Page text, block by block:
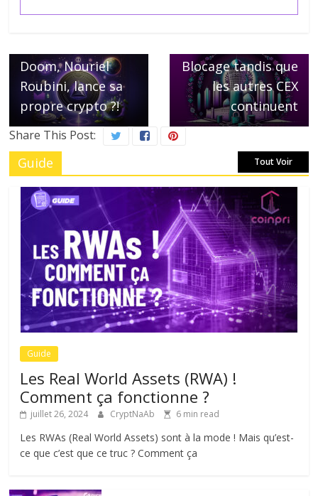
Doom, Nouriel
Roubini, lance sa
propre crypto ?!
Blocage tandis que
les autres CEX
continuent
Share This Post:
Guide Tout Voir
Guide
Les Real World Assets (RWA) !
Comment ça fonctionne ?
juillet 26, 2024 CryptNaAb 6 min read
Les RWAs (Real World Assets) sont à la mode ! Mais qu’est-
ce que c’est que ce truc ? Comment ça